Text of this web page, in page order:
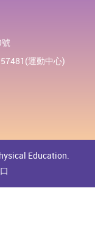
運動中心)
Education.